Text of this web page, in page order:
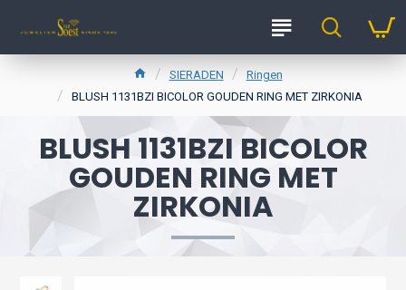
SIERADEN
Ringen
BLUSH 1131BZI BICOLOR GOUDEN RING MET ZIRKONIA
BLUSH 1131BZI BICOLOR
GOUDEN RING MET
ZIRKONIA